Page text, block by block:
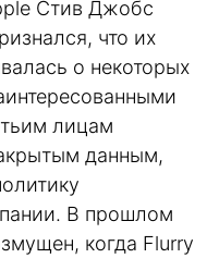
Стив Джобс
что их
о некоторых
лицам
данным,
В прошлом
когда Flurry